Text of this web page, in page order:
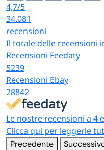
4,7/5
34.081
recensioni
Il totale delle recensioni
Recensioni Feedaty
5239
Recensioni Ebay
28842
Le nostre recensioni a 4
Clicca qui per leggerle
Precedente